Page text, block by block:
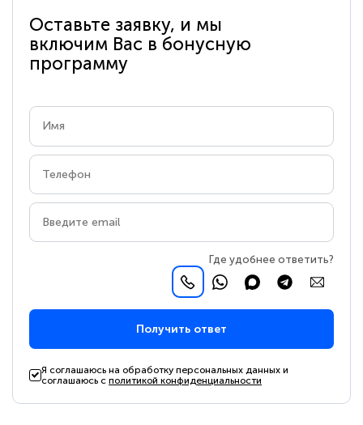
Оставьте заявку, и мы
включим Вас в бонусную
программу
Где удобнее ответить?
Получить ответ
Я соглашаюсь на обработку персональных данных и
соглашаюсь сполитикой конфиденциальности